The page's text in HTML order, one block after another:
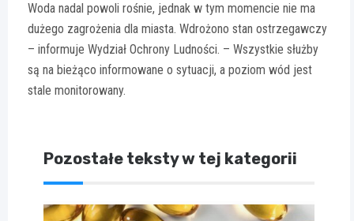
Woda nadal powoli rośnie, jednak w tym momencie nie ma
dużego zagrożenia dla miasta. Wdrożono stan ostrzegawczy
– informuje Wydział Ochrony Ludności. – Wszystkie służby
są na bieżąco informowane o sytuacji, a poziom wód jest
stale monitorowany.
Pozostałe teksty w tej kategorii